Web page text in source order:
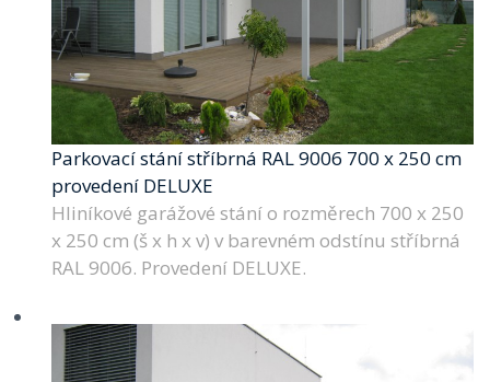
Parkovací stání stříbrná RAL 9006 700 x 250 cm
provedení DELUXE
Hliníkové garážové stání o rozměrech 700 x 250
x 250 cm (š x h x v) v barevném odstínu stříbrná
RAL 9006. Provedení DELUXE.